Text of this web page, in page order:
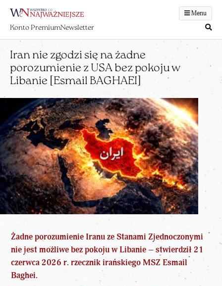
Menu
Konto PremiumNewsletter
Iran nie zgodzi się na żadne
porozumienie z USA bez pokoju w
Libanie [Esmail BAGHAEI]
Żadneporozumienie Iranu ze Stanami Zjednoczonymi
nie jest możliwe bez pokoju w Libanie – stwierdził 21
czerwca 2026 r. rzecznik irańskiego MSZ Esmail
Baghei.